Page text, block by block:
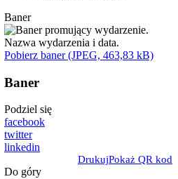
Baner
Pobierz baner (JPEG, 463,83 kB)
Baner
Podziel się
facebook
twitter
linkedin
DrukujPokaż QR kod
Do góry